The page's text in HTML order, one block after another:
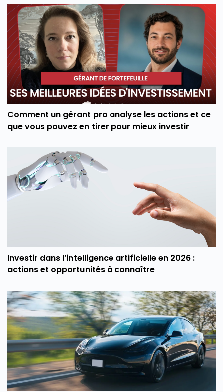
Comment un gérant pro analyse les actions et ce
que vous pouvez en tirer pour mieux investir
Investir dans l’intelligence artificielle en 2026 :
actions et opportunités à connaître